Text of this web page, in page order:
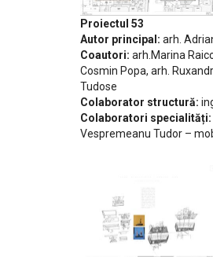
Proiectul 53
Autor principal: arh.
Coautori: arh.Marina
Cosmin Popa, arh.
Tudose
Colaborator structură:
Colaboratori specialități:
Vespremeanu Tudor –